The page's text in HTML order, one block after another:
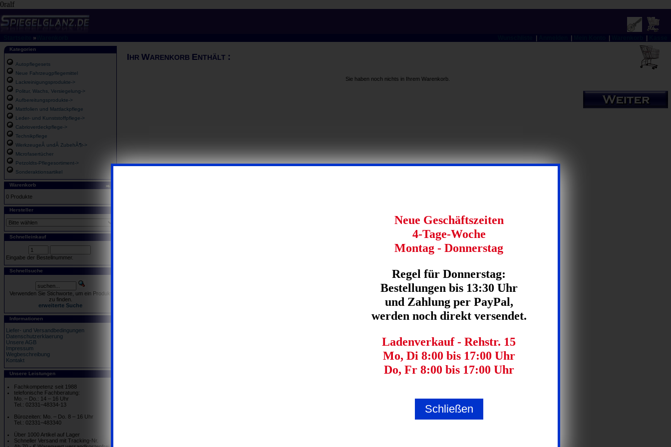
0ralf
»
Kategorien
Autopflegesets
Neue Fahrzeugpflegemittel
Lackreinigungsprodukte->
Politur, Wachs, Versiegelung->
Aufbereitungsprodukte->
Mattfolien und Mattlackpflege
Leder- und Kunststoffpflege->
Cabrioverdeckpflege->
Technikpflege
WerkzeugeÂ undÂ ZubehÃ¶r->
Microfasertücher
Petzoldts-Pflegesortiment->
Sonderaktionsartikel
Warenkorb
0 Produkte
Hersteller
Schnelleinkauf
Eingabe der Bestellnummer.
Schnellsuche
Verwenden Sie Stichworte, um ein Produkt
zu finden.
erweiterte Suche
Informationen
Liefer- und Versandbedingungen
Datenschutzerklaerung
Unsere AGB
Impressum
Wegbeschreibung
Kontakt
Unsere Leistungen
Fachkompetenz seit 1988
telefonische Fachberatung:
Mo. – Do.: 14 – 16 Uhr
Tel.: 02331–48334-13
Bürozeiten: Mo. – Do. 8 – 16 Uhr
Tel.: 02331–483340
Über 1000 Artikel auf Lager
Schneller Versand mit Tracking-Nr.
IHR WARENKORB ENTHÄLT :
Sie haben noch nichts in Ihrem Warenkorb.
Neue Geschäftszeiten
4-Tage-Woche
Montag - Donnerstag
Regel für Donnerstag:
Bestellungen bis 13:30 Uhr
und Zahlung per PayPal,
werden noch direkt versendet.
Ladenverkauf - Rehstr. 15
Mo, Di 8:00 bis 17:00 Uhr
Do, Fr 8:00 bis 17:00 Uhr
Schließen